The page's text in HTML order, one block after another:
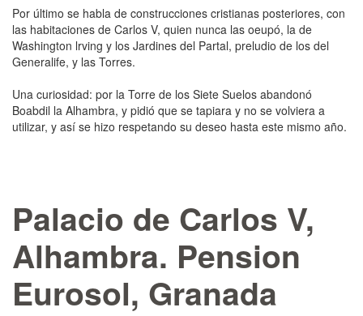
Por último se habla de construcciones cristianas posteriores, con
las habitaciones de Carlos V, quien nunca las oeupó, la de
Washington lrving y los Jardines del Partal, preludio de los del
Generalife, y las Torres.
Una curiosidad: por la Torre de los Siete Suelos abando­nó
Boabdil la Alhambra, y pidió que se tapiara y no se vol­viera a
utilizar, y así se hizo respetando su deseo hasta este mismo año.
Palacio de Carlos V,
Alhambra. Pension
Eurosol, Granada